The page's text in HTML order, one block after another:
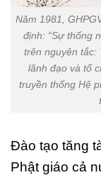
Năm 1981,
định: “Sự thống
trên nguyên tắc:
lãnh đạo và tổ
truyền thống Hệ
Đào tạo tăng
Phật giáo cả